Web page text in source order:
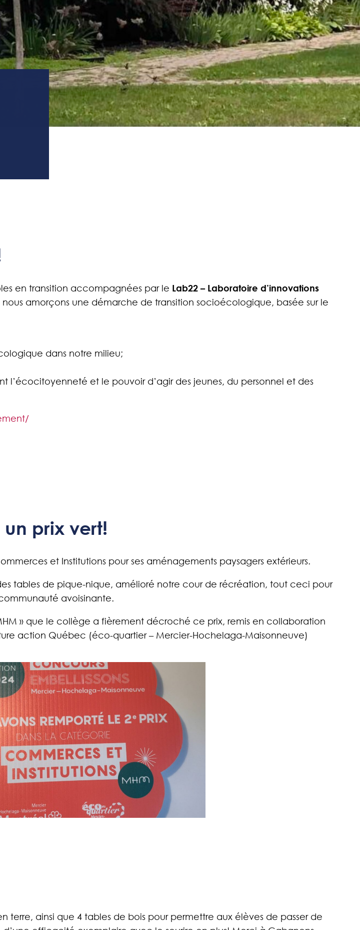
en transition accompagnées par le Lab22 – Laboratoire d’innovations
nous amorçons une démarche de transition socioécologique, basée sur le
dans notre milieu;
et le pouvoir d’agir des jeunes, du personnel et des
prix vert!
et Institutions pour ses aménagements paysagers extérieurs.
tables de pique-nique, amélioré notre cour de récréation, tout ceci pour
avoisinante.
» que le collège a fièrement décroché ce prix, remis en collaboration
action Québec (éco-quartier – Mercier-Hochelaga-Maisonneuve)
terre, ainsi que 4 tables de bois pour permettre aux élèves de passer de